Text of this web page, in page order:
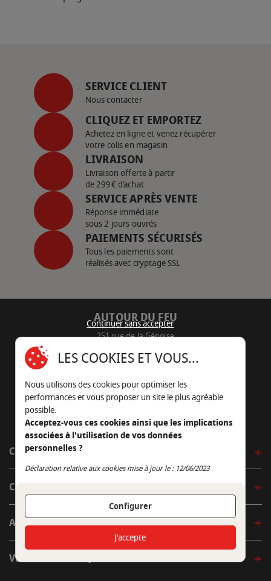
SERVICE CLIENT
Nous contacter
CLIQUEZ ET EMPORTEZ
Achetez en ligne et venez récupérer
votre colis en magasin
LIVRAISON
Livraison offerte à partir
de 299€ d’achat
SERVICE APRÈS VENTE
Réponse immédiate
sous 2 jours ouvrés
PAIEMENTS SÉCURISÉS
Tous les paiements sont
réalisés avec cryptage SSL
AUTOUR DU FEU
251 rue de la Génoise
05 45 22 98 09
Nous envoyer un e-mail
CÔTÉ OUTDOOR
CÔTÉ INDOOR
AUTOUR DE LA TABLE
VENIR EN BOUTIQUE
Continuer sans accepter
LES COOKIES ET VOUS...
Nous utilisons des cookies pour optimiser les
performances et vous proposer un site le plus agréable
possible.
Acceptez-vous ces cookies ainsi que les implications
associées à l'utilisation de vos données
personnelles ?
Déclaration relative aux cookies mise à jour le : 12/06/2023
Configurer
Continuer sans accepter
J'accepte